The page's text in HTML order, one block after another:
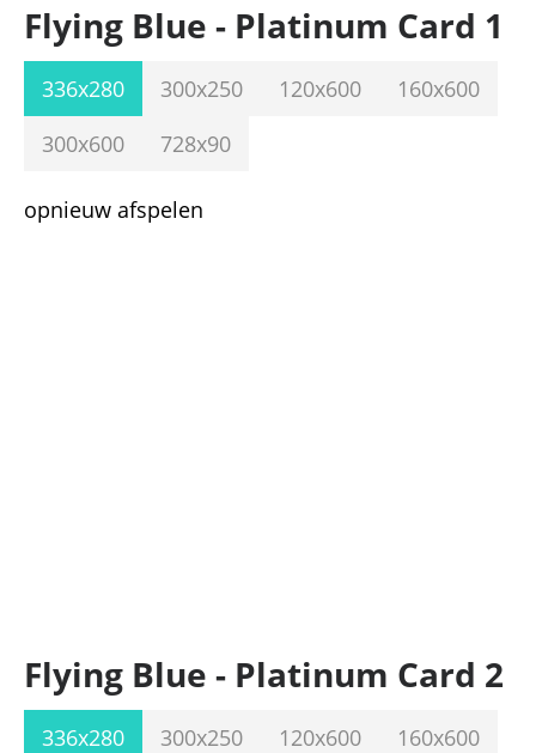
Flying Blue - Platinum Card 1
336x280 300x250 120x600
160x600
300x600
728x90
opnieuw afspelen
Flying Blue - Platinum Card 2
336x280 300x250 120x600
160x600